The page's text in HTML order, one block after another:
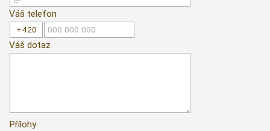
Váš telefon
Váš dotaz
Přílohy